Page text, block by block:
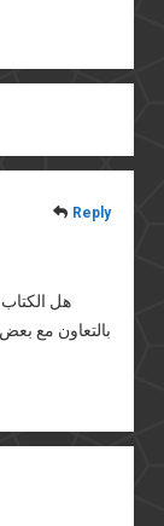
هل
بالتعاون مع بعض
Reply